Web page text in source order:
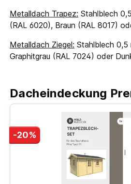
Metalldach Trapez: Stahlblech
(RAL 6020), Braun (RAL 8017)
Metalldach Ziegel: Stahlblech 0,5
Graphitgrau (RAL 7024) oder
Dacheindeckung
-20%